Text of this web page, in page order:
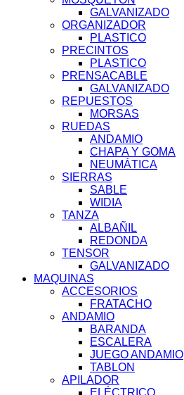
GALVANIZADO
ORGANIZADOR
PLASTICO
PRECINTOS
PLASTICO
PRENSACABLE
GALVANIZADO
REPUESTOS
MORSAS
RUEDAS
ANDAMIO
CHAPA Y GOMA
NEUMÁTICA
SIERRAS
SABLE
WIDIA
TANZA
ALBAÑIL
REDONDA
TENSOR
GALVANIZADO
MAQUINAS
ACCESORIOS
FRATACHO
ANDAMIO
BARANDA
ESCALERA
JUEGO ANDAMIO
TABLON
APILADOR
ELÉCTRICO